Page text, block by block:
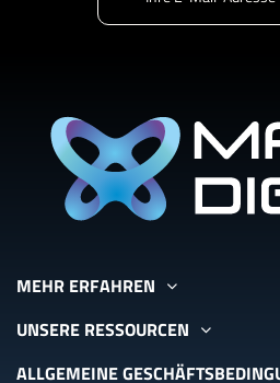
MEHR ERFAHREN
UNSERE RESSOURCEN
ALLGEMEINE